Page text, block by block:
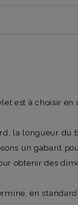
est à choisir
la longueur du
un gabarit
obtenir des
en